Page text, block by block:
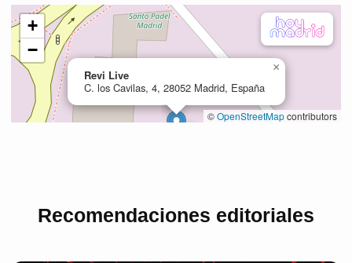
Recomendaciones editoriales